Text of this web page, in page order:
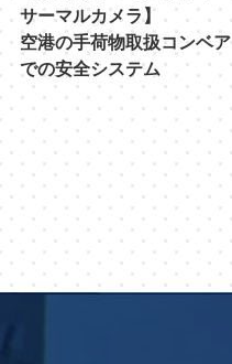
サーマルカメラ】
空港の手荷物取扱コンベア
での安全システム